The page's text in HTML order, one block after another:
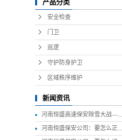
产品分类
安全检查
门卫
巡逻
守护防身护卫
区域秩序维护
新闻资讯
河南恒盛高速保安除雪大战—...
河南恒盛保安公司：要怎么正...